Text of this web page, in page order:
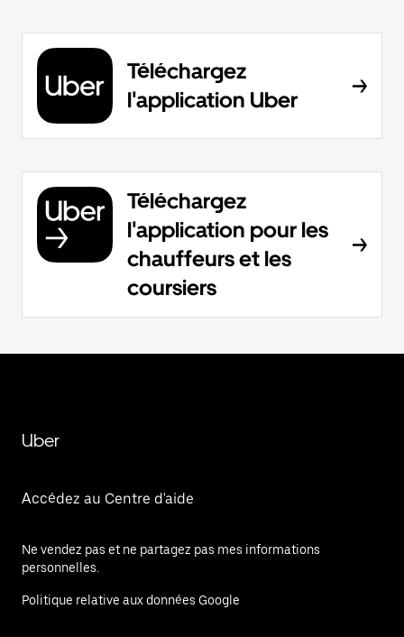
Téléchargez
l'application Uber
Téléchargez
l'application pour les
chauffeurs et les
coursiers
Uber
Accédez au Centre d'aide
Ne vendez pas et ne partagez pas mes informations
personnelles.
Politique relative aux données Google